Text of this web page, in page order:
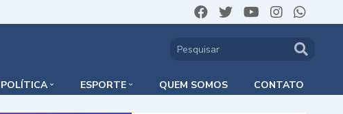
POLÍTICA ESPORTE QUEM SOMOS CONTATO